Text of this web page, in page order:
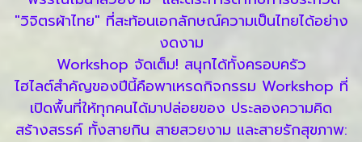
"วิจิตรผ้าไทย" ที่สะท้อนเอกลักษณ์ความเป็นไทยได้อย่าง
งดงาม
Workshop จัดเต็ม! สนุกได้ทั้งครอบครัว
ไฮไลต์สำคัญของปีนี้คือพาเหรดกิจกรรม Workshop ที่
เปิดพื้นที่ให้ทุกคนได้มาปล่อยของ ประลองความคิด
สร้างสรรค์ ทั้งสายกิน สายสวยงาม และสายรักสุขภาพ: